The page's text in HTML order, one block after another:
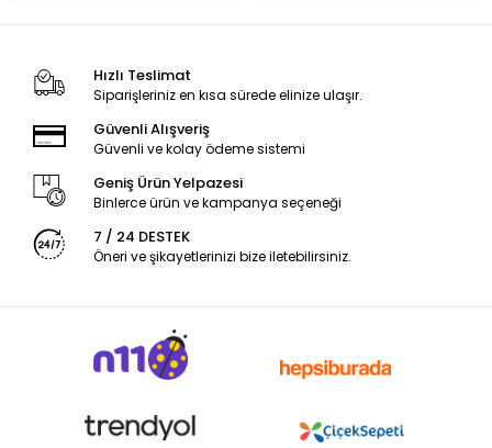
Hızlı Teslimat
Siparişleriniz en kısa sürede elinize ulaşır.
Güvenli Alışveriş
Güvenli ve kolay ödeme sistemi
Geniş Ürün Yelpazesi
Binlerce ürün ve kampanya seçeneği
7 / 24 DESTEK
Öneri ve şikayetlerinizi bize iletebilirsiniz.